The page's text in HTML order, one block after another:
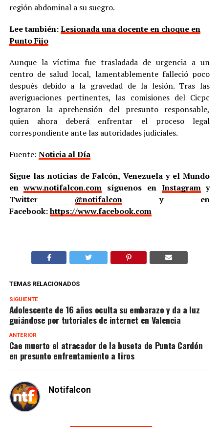
región abdominal a su suegro.
Lee también:Lesionada una docente en choque en
Punto Fijo
Aunque la víctima fue trasladada de urgencia a un
centro de salud local, lamentablemente falleció poco
después debido a la gravedad de la lesión. Tras las
averiguaciones pertinentes, las comisiones del Cicpc
lograron la aprehensión del presunto responsable,
quien ahora deberá enfrentar el proceso legal
correspondiente ante las autoridades judiciales.
Fuente: Noticia al Día
Sigue las noticias de Falcón, Venezuela y el Mundo
enwww.notifalcon.com síguenos en Instagramy
Twitter @notifalcony en
Facebook:https://www.facebook.com
TEMAS RELACIONADOS
SIGUIENTE
Adolescente de 16 años oculta su embarazo y da a luz
guiándose por tutoriales de internet en Valencia
ANTERIOR
Cae muerto el atracador de la buseta de Punta Cardón
en presunto enfrentamiento a tiros
Notifalcon